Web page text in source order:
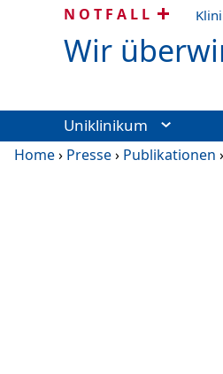
NOTFALL
Wir
Uniklinikum
Home› Presse› Publikationen ›